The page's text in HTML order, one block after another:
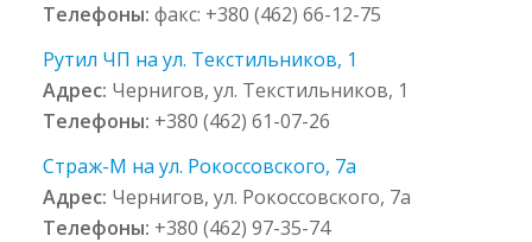
Телефоны:факс: +380 (462) 66-12-75
Рутил ЧП на ул. Текстильников, 1
Адрес: Чернигов, ул. Текстильников, 1
Телефоны: +380 (462) 61-07-26
Страж-М на ул. Рокоссовского, 7а
Адрес: Чернигов, ул. Рокоссовского, 7а
Телефоны: +380 (462) 97-35-74